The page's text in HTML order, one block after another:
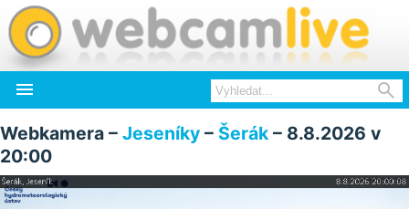
 
Webkamera – Jeseníky – Šerák – 8.8.2026 v
20:00